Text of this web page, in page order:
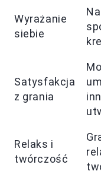
Wyrażanie
siebie
Satysfakcja
z grania
Relaks i
twórczość